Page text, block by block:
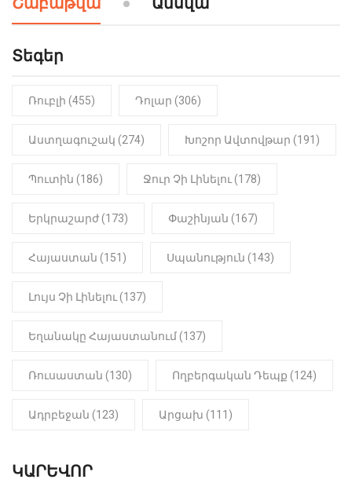
ԼՈՒՐԵՐ 19:15
կսահմանվի․ Հայտնի է՝ ովքեր են
օգտվելու դրանից
Ինչու է Վիվիեն Բաստաջյանը
նկարահանումների ընթացքում
(Տեսանյութ)
Տեգեր
Ռուբլի (455) Դոլար (306)
Աստղագուշակ (274) Խոշոր Ավտովթար (191)
Պուտին (186) Ջուր Չի Լինելու (178)
Երկրաշարժ (173) Փաշինյան (167)
Հայաստան (151) Սպանություն (143)
Լույս Չի Լինելու (137)
Եղանակը Հայաստանում (137)
Ռուսաստան (130) Ողբերգական Դեպք (124)
Ադրբեջան (123) Արցախ (111)
ԿԱՐԵՎՈՐ